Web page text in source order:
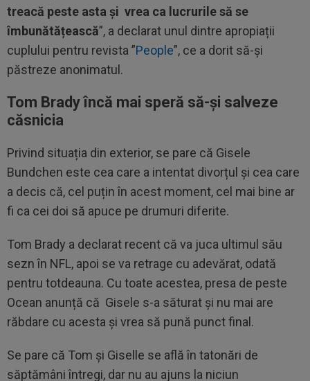
treacă peste asta și vrea ca lucrurile să se
îmbunătățească”, a declarat unul dintre apropiații
cuplului pentru revista ”People”, ce a dorit să-și
păstreze anonimatul.
Tom Brady încă mai speră să-și salveze
căsnicia
Privind situația din exterior, se pare că Gisele
Bundchen este cea care a intentat divorțul și cea care
a decis că, cel puțin în acest moment, cel mai bine ar
fi ca cei doi să apuce pe drumuri diferite.
Tom Brady a declarat recent că va juca ultimul său
sezn în NFL, apoi se va retrage cu adevărat, odată
pentru totdeauna. Cu toate acestea, presa de peste
Ocean anunță că Gisele s-a săturat și nu mai are
răbdare cu acesta și vrea să pună punct final.
Se pare că Tom și Giselle se află în tatonări de
săptămâni întregi, dar nu au ajuns la niciun